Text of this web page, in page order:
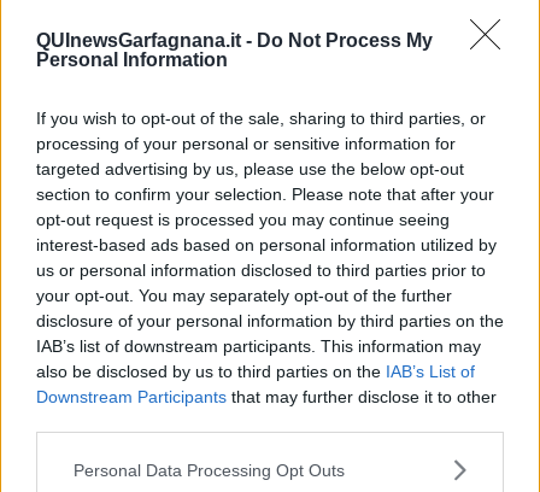
QUInewsGarfagnana.it - Do Not Process My
Personal Information
If you wish to opt-out of the sale, sharing to third parties, or
processing of your personal or sensitive information for
targeted advertising by us, please use the below opt-out
section to confirm your selection. Please note that after your
opt-out request is processed you may continue seeing
interest-based ads based on personal information utilized by
us or personal information disclosed to third parties prior to
your opt-out. You may separately opt-out of the further
disclosure of your personal information by third parties on the
IAB’s list of downstream participants. This information may
also be disclosed by us to third parties on the IAB’s List of
Downstream Participants that may further disclose it to other
Personal Data Processing Opt Outs
​L’importanza della comunicazione in famiglia
​Il diritto ad essere disconnessi
​Consigli di lettura per genitori e non solo
​La Clownterapia
​Differenze tra persone frustrate e non
L’invisibile fatica mentale
Vacanze a km zero
​Buone Vacan(si)e!
​Il lato positivo delle cose
​Storie antiche di tempi moderni
​Quello che alle mamme non dicono
Adultescenza
Homo imbecillis
​4 anni di Blog
Quando il silenzio è aggressivo
La maternità